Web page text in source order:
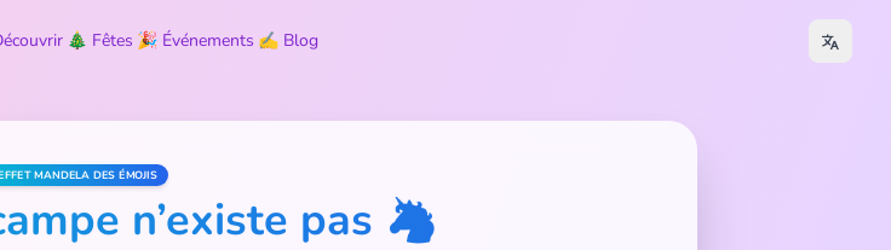
🎄 Fêtes 🎉 Événements ✍️ Blog
MANDELA DES ÉMOJIS
n’existe pas 🦄